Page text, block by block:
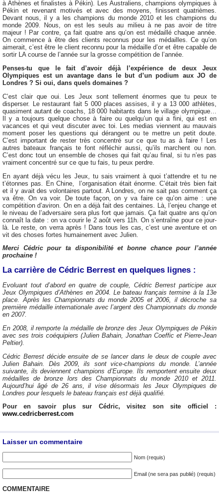
à Athènes et finalistes à Pékin). Les Australiens, champions olympiques à
Pékin et revenant motivés et avec des moyens, finissent quatrièmes.
Devant nous, il y a les champions du monde 2010 et les champions du
monde 2009. Nous, on est les seuls au milieu à ne pas avoir de titre
majeur ! Par contre, ça fait quatre ans qu’on est médaillé chaque année.
On commence à être des clients reconnus pour les médailles. Ce qu’on
aimerait, c’est être le client reconnu pour la médaille d’or et être capable de
sortir LA course de l’année sur la grosse compétition de l’année.
Penses-tu que le fait d’avoir déjà l’expérience de deux Jeux
Olympiques est un avantage dans le but d’un podium aux JO de
Londres ? Si oui, dans quels domaines ?
C’est clair que oui. Les Jeux sont tellement énormes que tu peux te
disperser. Le restaurant fait 5 000 places assises, il y a 13 000 athlètes,
quasiment autant de coachs, 18 000 habitants dans le village olympique…
Il y a toujours quelque chose à faire ou quelqu’un qui a fini, qui est en
vacances et qui veut discuter avec toi. Les medias viennent au mauvais
moment poser les questions qui dérangent ou te mettre un petit doute.
C’est important de rester très concentré sur ce que tu as à faire ! Les
autres bateaux français te font réfléchir aussi, qu’ils marchent ou non.
C’est donc tout un ensemble de choses qui fait qu’au final, si tu n’es pas
vraiment concentré sur ce que tu fais, tu peux perdre.
En ayant déjà vécu les Jeux, tu sais vraiment à quoi t’attendre et tu ne
t’étonnes pas. En Chine, l’organisation était énorme. C’était très bien fait
et il y avait des volontaires partout. A Londres, on ne sait pas comment ça
va être. On va voir. De toute façon, on y va faire ce qu’on aime : une
compétition d’aviron. On en a déjà fait des centaines. Là, l’enjeu change et
le niveau de l’adversaire sera plus fort que jamais. Ça fait quatre ans qu’on
connaît la date : on va courir le 2 août vers 11h. On s’entraîne pour ce jour-
là. Le reste, on verra après ! Dans tous les cas, c’est une aventure et on
vit des choses fortes humainement avec Julien.
Merci Cédric pour ta disponibilité et bonne chance pour l’année
prochaine !
La carrière de Cédric Berrest en quelques lignes :
Evoluant tout d’abord en quatre de couple, Cédric Berrest participe aux
Jeux Olympiques d’Athènes en 2004. Le bateau français termine à la 13e
place. Après les Championnats du monde 2005 et 2006, il décroche sa
première médaille internationale avec l’argent des Championnats du monde
en 2007.
En 2008, il remporte la médaille de bronze des Jeux Olympiques de Pékin
avec ses trois coéquipiers (Julien Bahain, Jonathan Coeffic et Pierre-Jean
Peltier).
Cédric Berrest décide ensuite de se lancer dans le deux de couple avec
Julien Bahain. Dès 2009, ils sont vice-champions du monde. L’année
suivante, ils deviennent champions d’Europe. Ils remportent ensuite deux
médailles de bronze lors des Championnats du monde 2010 et 2011.
Aujourd’hui âgé de 26 ans, il vise désormais les Jeux Olympiques de
Londres pour lesquels le bateau français est déjà qualifié.
Pour en savoir plus sur Cédric, visitez son site officiel :
www.cedricberrest.com
Laisser un commentaire
Nom (requis)
Email (ne sera pas publié) (requis)
COMMENTAIRE